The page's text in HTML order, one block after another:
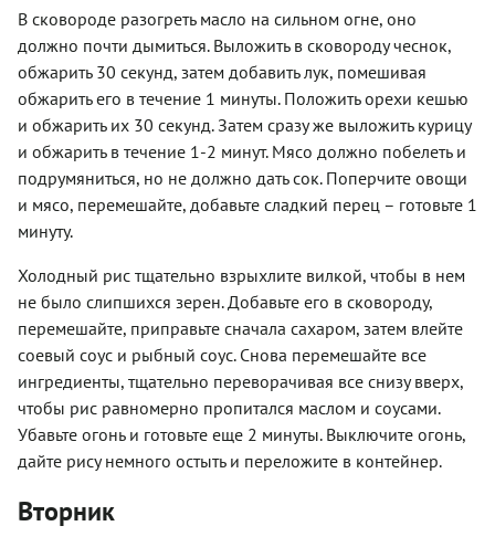
В сковороде разогреть масло на сильном огне, оно
должно почти дымиться. Выложить в сковороду чеснок,
обжарить 30 секунд, затем добавить лук, помешивая
обжарить его в течение 1 минуты. Положить орехи кешью
и обжарить их 30 секунд. Затем сразу же выложить курицу
и обжарить в течение 1-2 минут. Мясо должно побелеть и
подрумяниться, но не должно дать сок. Поперчите овощи
и мясо, перемешайте, добавьте сладкий перец – готовьте 1
минуту.
Холодный рис тщательно взрыхлите вилкой, чтобы в нем
не было слипшихся зерен. Добавьте его в сковороду,
перемешайте, приправьте сначала сахаром, затем влейте
соевый соус и рыбный соус. Снова перемешайте все
ингредиенты, тщательно переворачивая все снизу вверх,
чтобы рис равномерно пропитался маслом и соусами.
Убавьте огонь и готовьте еще 2 минуты. Выключите огонь,
дайте рису немного остыть и переложите в контейнер.
Вторник